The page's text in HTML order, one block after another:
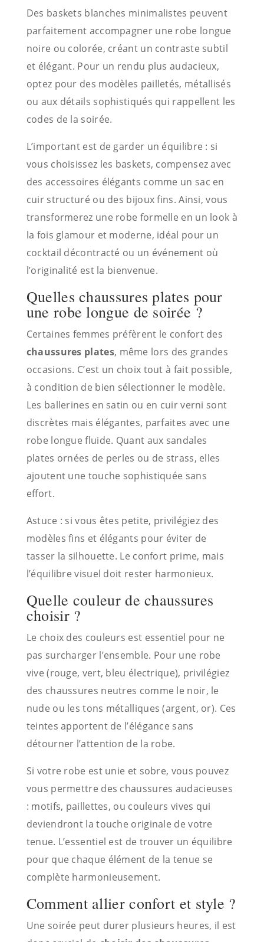
Des baskets blanches minimalistes peuvent
parfaitement accompagner une robe longue
noire ou colorée, créant un contraste subtil
et élégant. Pour un rendu plus audacieux,
optez pour des modèles pailletés, métallisés
ou aux détails sophistiqués qui rappellent les
codes de la soirée.
L’important est de garder un équilibre : si
vous choisissez les baskets, compensez avec
des accessoires élégants comme un sac en
cuir structuré ou des bijoux fins. Ainsi, vous
transformerez une robe formelle en un look à
la fois glamour et moderne, idéal pour un
cocktail décontracté ou un événement où
l’originalité est la bienvenue.
Quelles chaussures plates pour
une robe longue de soirée ?
Certaines femmes préfèrent le confort des
chaussures plates, même lors des grandes
occasions. C’est un choix tout à fait possible,
à condition de bien sélectionner le modèle.
Les ballerines en satin ou en cuir verni sont
discrètes mais élégantes, parfaites avec une
robe longue fluide. Quant aux sandales
plates ornées de perles ou de strass, elles
ajoutent une touche sophistiquée sans
effort.
Astuce : si vous êtes petite, privilégiez des
modèles fins et élégants pour éviter de
tasser la silhouette. Le confort prime, mais
l’équilibre visuel doit rester harmonieux.
Quelle couleur de chaussures
choisir ?
Le choix des couleurs est essentiel pour ne
pas surcharger l’ensemble. Pour une robe
vive (rouge, vert, bleu électrique), privilégiez
des chaussures neutres comme le noir, le
nude ou les tons métalliques (argent, or). Ces
teintes apportent de l’élégance sans
détourner l’attention de la robe.
Si votre robe est unie et sobre, vous pouvez
vous permettre des chaussures audacieuses
: motifs, paillettes, ou couleurs vives qui
deviendront la touche originale de votre
tenue. L’essentiel est de trouver un équilibre
pour que chaque élément de la tenue se
complète harmonieusement.
Comment allier confort et style ?
Une soirée peut durer plusieurs heures, il est